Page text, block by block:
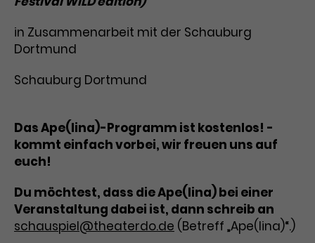
Laufzeit
Zweck
Das ist ein von Google Analytics
pro Minute an Google Analytics
gesendet. Solange es gesetzt ist,
unterbunden.
Zweck
Werbeanzeigen zu messen und
Anbieter Google / DoubleClick
in Zusammenarbeit mit der Schauburg
Dortmund
Schauburg Dortmund
Das Ape(lina)-Programm ist kostenlos! -
kommt einfach vorbei, wir freuen uns auf
euch!
Du möchtest, dass die Ape(lina) bei einer
Veranstaltung dabei ist, dann schreib an
schauspiel@theaterdo.de (Betreff „Ape(lina)“.)